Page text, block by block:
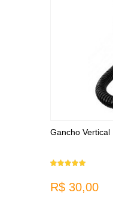
Gancho Vertical
R$ 30,00